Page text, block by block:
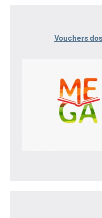
Vouchers